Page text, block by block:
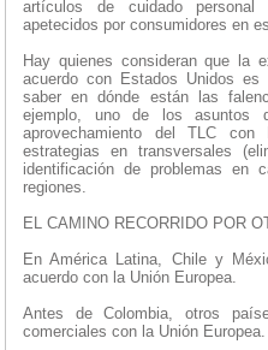
artículos de cuidado
apetecidos por consumidores en
Hay quienes consideran que la
acuerdo con Estados Unidos
saber en dónde están las
ejemplo, uno de los
aprovechamiento del TLC
estrategias en transversales
identificación de problemas en
regiones.
EL CAMINO RECORRIDO POR
En América Latina, Chile y
acuerdo con la Unión Europea.
Antes de Colombia, otros
comerciales con la Unión Europea.